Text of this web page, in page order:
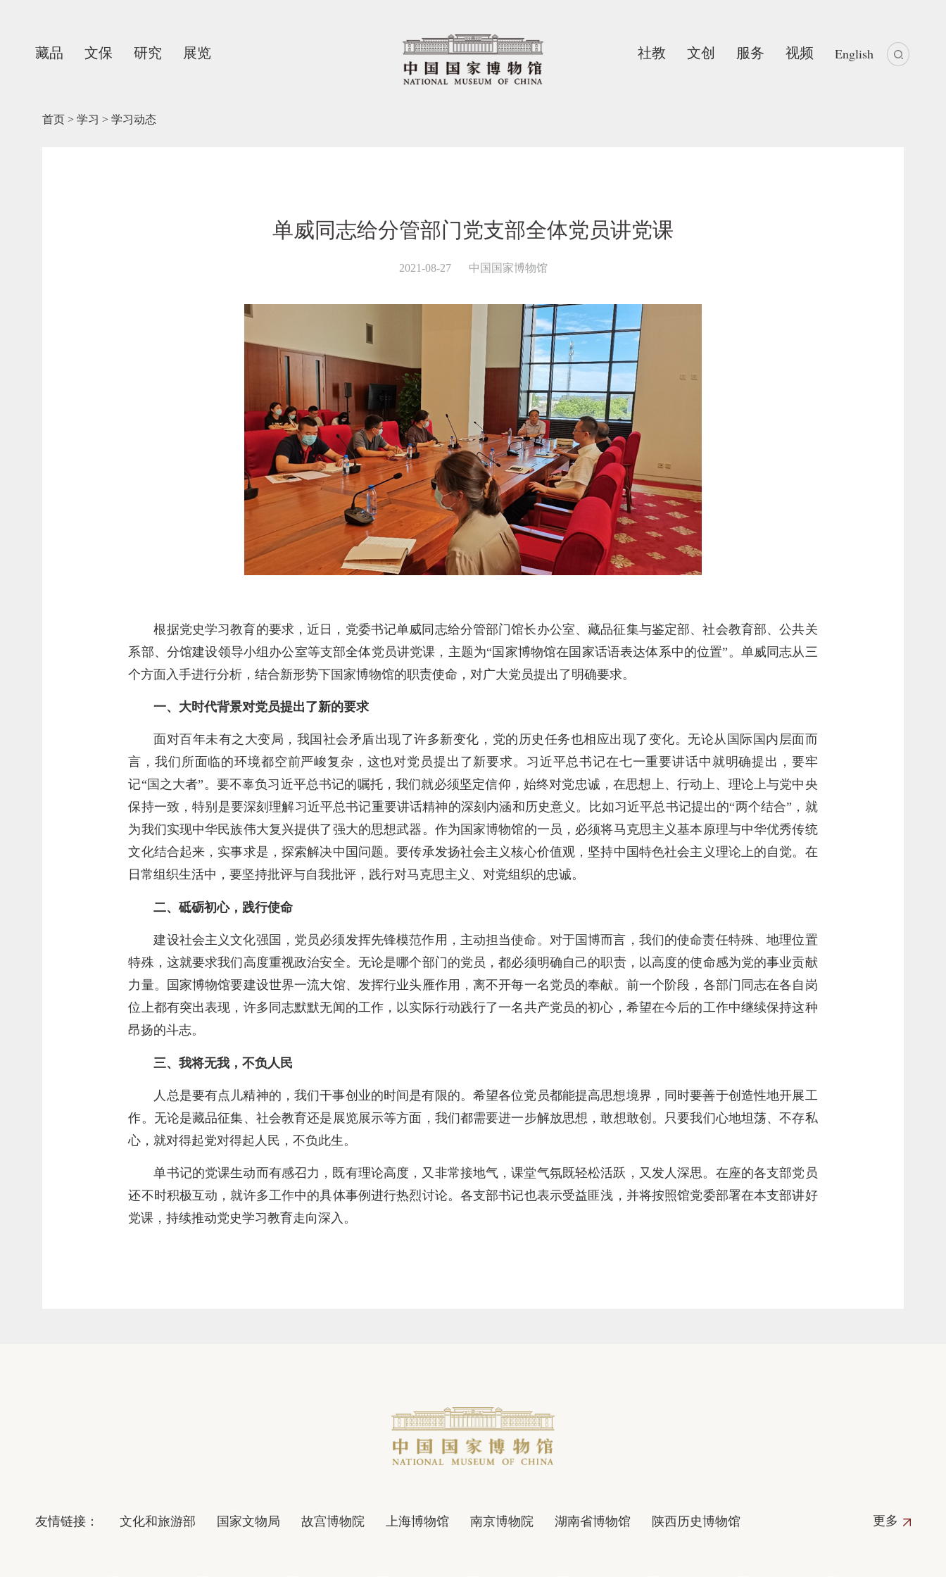
藏品 文保 研究 展览 社教 文创 服务 视频 English
首页 > 学习 > 学习动态
单威同志给分管部门党支部全体党员讲党课
2021-08-27 中国国家博物馆
根据党史学习教育的要求，近日，党委书记单威同志给分管部门馆长办公室、藏品征集与鉴定部、社会教育部、公共关
系部、分馆建设领导小组办公室等支部全体党员讲党课，主题为“国家博物馆在国家话语表达体系中的位置”。单威同志从三
个方面入手进行分析，结合新形势下国家博物馆的职责使命，对广大党员提出了明确要求。
一、大时代背景对党员提出了新的要求
面对百年未有之大变局，我国社会矛盾出现了许多新变化，党的历史任务也相应出现了变化。无论从国际国内层面而
言，我们所面临的环境都空前严峻复杂，这也对党员提出了新要求。习近平总书记在七一重要讲话中就明确提出，要牢
记“国之大者”。要不辜负习近平总书记的嘱托，我们就必须坚定信仰，始终对党忠诚，在思想上、行动上、理论上与党中央
保持一致，特别是要深刻理解习近平总书记重要讲话精神的深刻内涵和历史意义。比如习近平总书记提出的“两个结合”，就
为我们实现中华民族伟大复兴提供了强大的思想武器。作为国家博物馆的一员，必须将马克思主义基本原理与中华优秀传统
文化结合起来，实事求是，探索解决中国问题。要传承发扬社会主义核心价值观，坚持中国特色社会主义理论上的自觉。在
日常组织生活中，要坚持批评与自我批评，践行对马克思主义、对党组织的忠诚。
二、砥砺初心，践行使命
建设社会主义文化强国，党员必须发挥先锋模范作用，主动担当使命。对于国博而言，我们的使命责任特殊、地理位置
特殊，这就要求我们高度重视政治安全。无论是哪个部门的党员，都必须明确自己的职责，以高度的使命感为党的事业贡献
力量。国家博物馆要建设世界一流大馆、发挥行业头雁作用，离不开每一名党员的奉献。前一个阶段，各部门同志在各自岗
位上都有突出表现，许多同志默默无闻的工作，以实际行动践行了一名共产党员的初心，希望在今后的工作中继续保持这种
昂扬的斗志。
三、我将无我，不负人民
人总是要有点儿精神的，我们干事创业的时间是有限的。希望各位党员都能提高思想境界，同时要善于创造性地开展工
作。无论是藏品征集、社会教育还是展览展示等方面，我们都需要进一步解放思想，敢想敢创。只要我们心地坦荡、不存私
心，就对得起党对得起人民，不负此生。
单书记的党课生动而有感召力，既有理论高度，又非常接地气，课堂气氛既轻松活跃，又发人深思。在座的各支部党员
还不时积极互动，就许多工作中的具体事例进行热烈讨论。各支部书记也表示受益匪浅，并将按照馆党委部署在本支部讲好
党课，持续推动党史学习教育走向深入。
友情链接： 文化和旅游部 国家文物局 故宫博物院 上海博物馆 南京博物院 湖南省博物馆 陕西历史博物馆 更多